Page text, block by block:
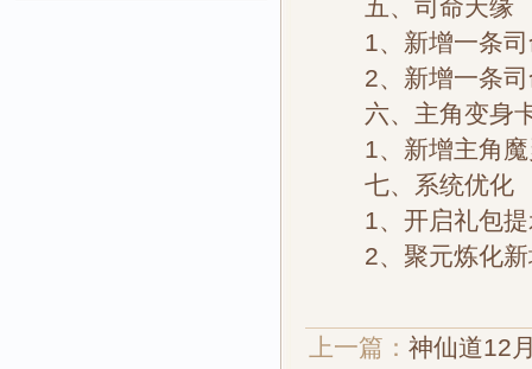
五、司命天缘
1、新增一条司
2、新增一条司
六、主角变身
1、新增主角魔
七、系统优化
1、开启礼包提
2、聚元炼化新
上一篇： 神仙道12